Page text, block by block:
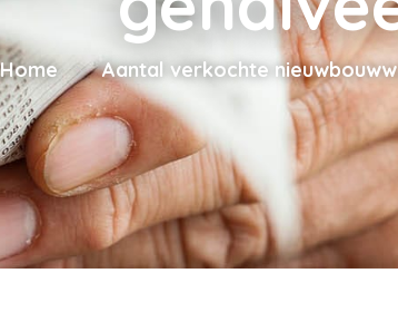
Home Aantal verkochte